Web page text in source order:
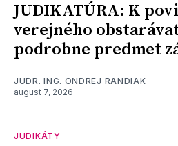
JUDIKATÚRA: K
verejného
podrobne predmet
JUDR. ING. ONDREJ RANDIAK
august 7, 2026
JUDIKÁTY